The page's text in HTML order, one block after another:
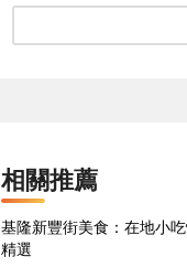
相關推薦
基隆新豐街美食：在地小
精選